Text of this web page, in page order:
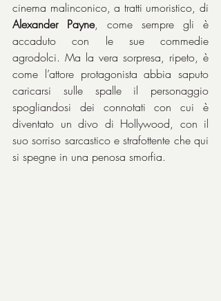
Alexander Payne, come sempre gli è
accaduto con le sue commedie
agrodolci. Ma la vera sorpresa, ripeto, è
come l’attore protagonista abbia saputo
caricarsi sulle spalle il personaggio
spogliandosi dei connotati con cui è
diventato un divo di Hollywood, con il
suo sorriso sarcastico e strafottente che qui
si spegne in una penosa smorfia.